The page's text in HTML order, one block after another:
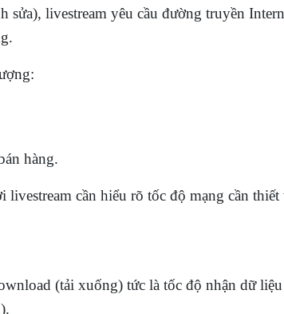
livestream yêu cầu đường truyền
hàng.
cần hiểu rõ tốc độ mạng cần thiết
(tải xuống) tức là tốc độ nhận dữ